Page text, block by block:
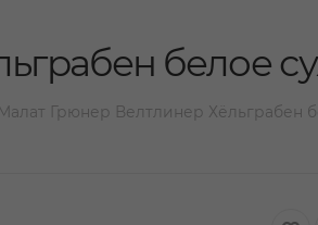
белое
Грюнер Велтлинер Хёльграбен